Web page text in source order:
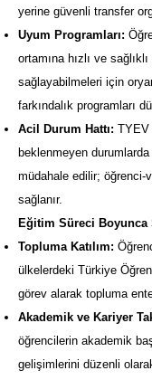
yerine güvenli transfer
Uyum Programları:
ortamına hızlı ve
sağlayabilmeleri için
farkındalık programları
Acil Durum Hattı: TYEV
beklenmeyen
müdahale edilir; öğrenci-
sağlanır.
Eğitim Süreci
Topluma Katılım:
ülkelerdeki Türkiye
görev alarak topluma
Akademik ve Kariyer
öğrencilerin akademik
gelişimlerini düzenli